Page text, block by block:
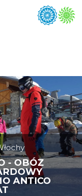
- OBÓZ
ANTICO